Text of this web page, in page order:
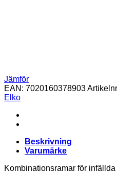
Jämför
EAN: 7020160378903
Elko
Beskrivning
Varumärke
Kombinationsramar för